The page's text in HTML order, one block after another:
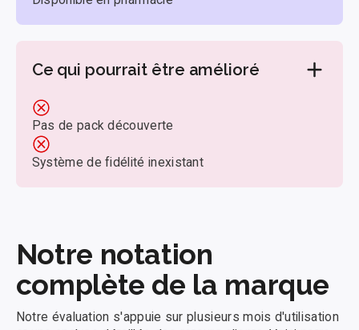
Ce qui pourrait être amélioré
Pas de pack découverte
Système de fidélité inexistant
Notre notation
complète de la marque
Notre évaluation s'appuie sur plusieurs mois d'utilisation